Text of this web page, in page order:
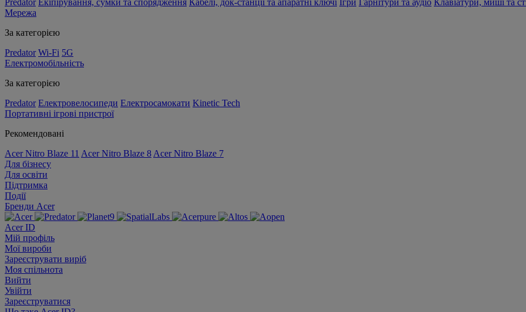
Predator Екіпірування, сумки та спорядження Кабелі, док-станції та апаратні ключі Ігри Гарнітури та аудіо Клавіатури, миші та
Мережа
За категорією
Predator Wi-Fi 5G
Електромобільність
За категорією
Predator Електровелосипеди Електросамокати Kinetic Tech
Портативні ігрові пристрої
Рекомендовані
Acer Nitro Blaze 11 Acer Nitro Blaze 8 Acer Nitro Blaze 7
Для бізнесу
Для освіти
Підтримка
Події
Бренди Acer
Acer ID
Мій профіль
Мої вироби
Зареєструвати виріб
Моя спільнота
Вийти
Увійти
Зареєструватися